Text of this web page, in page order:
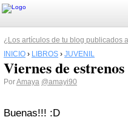
¿Los artículos de tu blog publicados
INICIO › LIBROS › JUVENIL
Viernes de
PorAmaya @amayi90
Buenas!!! :D